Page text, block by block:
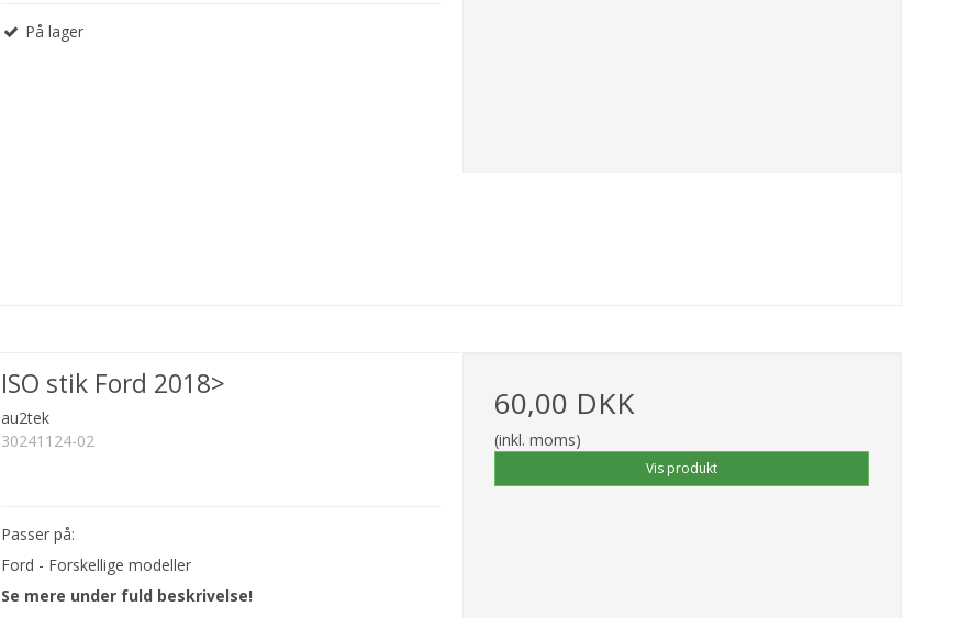
På lager
ISO stik Ford 2018>
au2tek
30241124-02
Passer på:
Ford - Forskellige modeller
Se mere under fuld beskrivelse!
60,00 DKK
(inkl. moms)
Vis produkt